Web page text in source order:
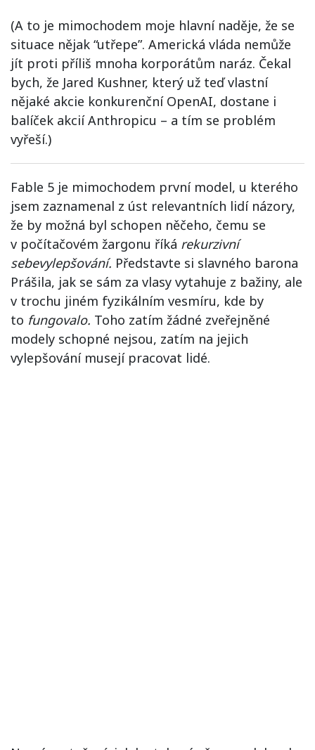
(A to je mimochodem moje hlavní naděje, že se
situace nějak “utřepe”. Americká vláda nemůže
jít proti příliš mnoha korporátům naráz. Čekal
bych, že Jared Kushner, který už teď vlastní
nějaké akcie konkurenční OpenAI, dostane i
balíček akcií Anthropicu – a tím se problém
vyřeší.)
Fable 5 je mimochodem první model, u kterého
jsem zaznamenal z úst relevantních lidí názory,
že by možná byl schopen něčeho, čemu se
v počítačovém žargonu říká rekurzivní
sebevylepšování. Představte si slavného barona
Prášila, jak se sám za vlasy vytahuje z bažiny, ale
v trochu jiném fyzikálním vesmíru, kde by
to fungovalo. Toho zatím žádné zveřejněné
modely schopné nejsou, zatím na jejich
vylepšování musejí pracovat lidé.